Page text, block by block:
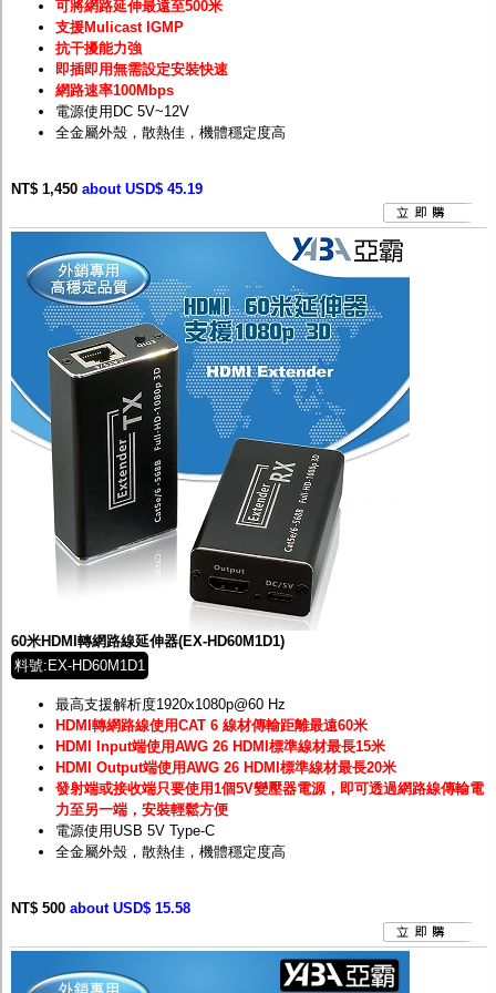
可將網路延伸最遠至500米
支援Mulicast IGMP
抗干擾能力強
即插即用無需設定安裝快速
網路速率100Mbps
電源使用DC 5V~12V
全金屬外殼，散熱佳，機體穩定度高
NT$ 1,450 about USD$ 45.19
60米HDMI轉網路線延伸器(EX-HD60M1D1)
料號:EX-HD60M1D1
最高支援解析度1920x1080p@60 Hz
HDMI轉網路線使用CAT 6 線材傳輸距離最遠60米
HDMI Input端使用AWG 26 HDMI標準線材最長15米
HDMI Output端使用AWG 26 HDMI標準線材最長20米
發射端或接收端只要使用1個5V變壓器電源，即可透過網路線傳輸電
力至另一端，安裝輕鬆方便
電源使用USB 5V Type-C
全金屬外殼，散熱佳，機體穩定度高
NT$ 500 about USD$ 15.58